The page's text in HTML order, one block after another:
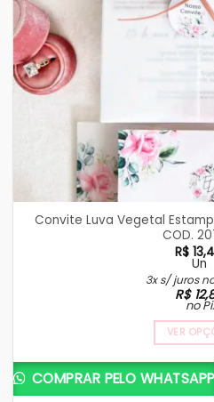
Convite Luva Vegetal
COD.
R$
Un
3x s/ juros
R$
no
VER
COMPRAR PELO WHATSAPP